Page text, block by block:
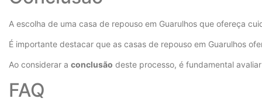
A escolha de uma casa de repouso em Guarulhos que ofereça
É importante destacar que as casas de repouso em Guarulhos
Ao considerar a conclusão deste processo, é fundamental
FAQ